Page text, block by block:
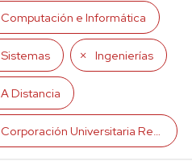
Computación e Informática
Sistemas Ingenierías
A Distancia
Corporación Universitaria Remington